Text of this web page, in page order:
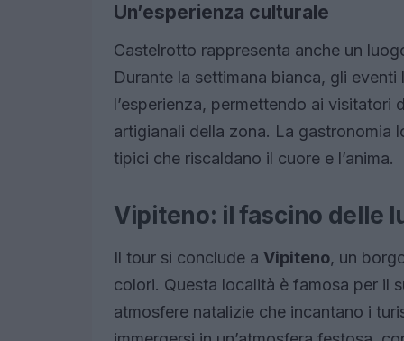
Un’esperienza culturale
Castelrotto rappresenta anche un
Durante la settimana bianca, gli
l’esperienza, permettendo ai
artigianali della zona. La gastronomia
tipici che riscaldano il cuore e l’anima.
Vipiteno: il fascino delle
Il tour si conclude a Vipiteno, un
colori. Questa località è famosa per il
atmosfere natalizie che incantano i